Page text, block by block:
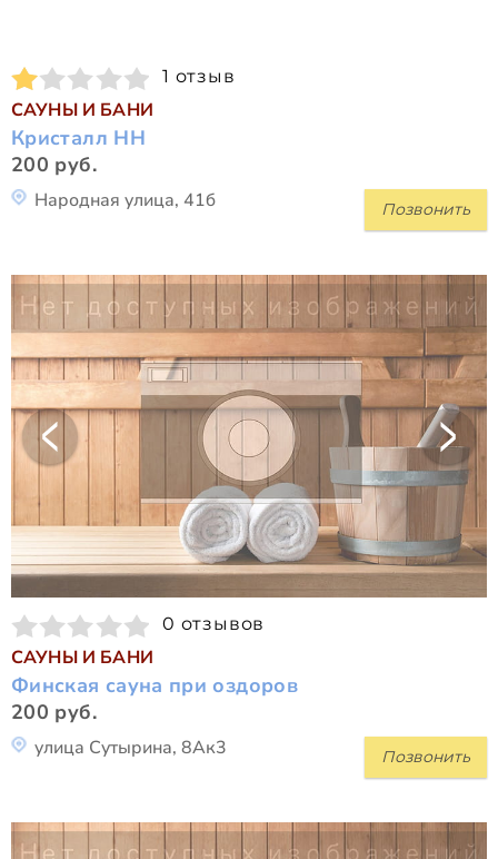
1 отзыв
САУНЫ И БАНИ
Кристалл НН
200 руб.
Позвонить
Народная улица, 41б
0 отзывов
САУНЫ И БАНИ
Финская сауна при оздоров
200 руб.
Позвонить
улица Сутырина, 8Ак3